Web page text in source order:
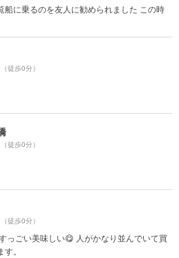
船に乗るのを友人に勧められました この時
（徒歩0分）
（徒歩0分）
（徒歩0分）
っごい美味しい😋 人がかなり並んでいて買
。